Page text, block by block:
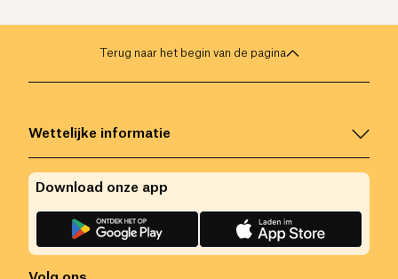
Terug naar het begin van de pagina
Wettelijke informatie
Download onze app